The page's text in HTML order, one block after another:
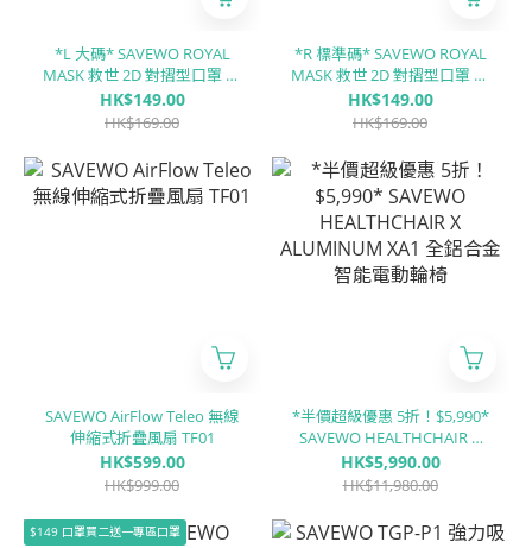
*L 大碼* SAVEWO ROYAL
MASK 救世 2D 對摺型口罩 夜
海「KF94 + KN95 + ASTM
LEVEL3 認證 」(30片獨立包
HK$149.00
HK$169.00
*R 標準碼* SAVEWO ROYAL
MASK 救世 2D 對摺型口罩 夜
海「KF94 + KN95 + ASTM
LEVEL3 認證 」(30片獨立包
HK$149.00
HK$169.00
SAVEWO AirFlow Teleo 無線
伸縮式折疊風扇 TF01
HK$599.00
HK$999.00
*半價超級優惠 5折！$5,990*
SAVEWO HEALTHCHAIR X
ALUMINUM XA1 全鋁合金智
能電動輪椅
HK$5,990.00
HK$11,980.00
$149 口罩買二送一專區口罩